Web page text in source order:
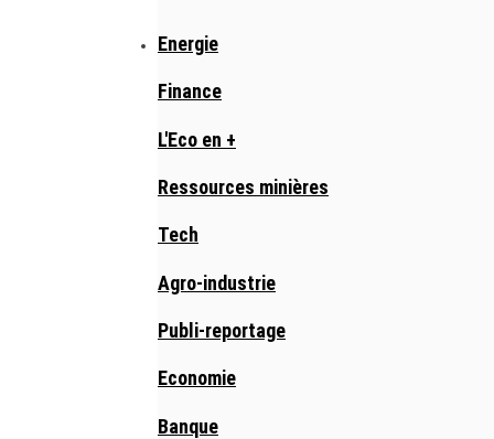
Energie
Finance
L'Eco en +
Ressources minières
Tech
Agro-industrie
Publi-reportage
Economie
Banque